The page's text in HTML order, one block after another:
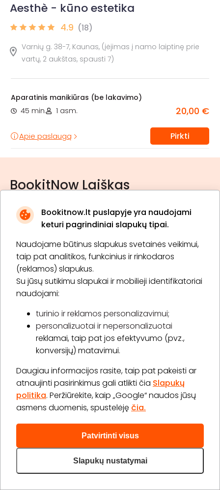
Bookitnow.lt puslapyje yra naudojami
keturi pagrindiniai slapukų tipai.
Naudojame būtinus slapukus svetainės veikimui,
taip pat analitikos, funkcinius ir rinkodaros
(reklamos) slapukus.
Su jūsų sutikimu slapukai ir mobilieji identifikatoriai
naudojami:
turinio ir reklamos personalizavimui;
personalizuotai ir nepersonalizuotai
reklamai, taip pat jos efektyvumo (pvz.,
konversijų) matavimui.
Daugiau informacijos rasite, taip pat pakeisti ar
atnaujinti pasirinkimus gali atlikti čia Slapukų
politika. Peržiūrėkite, kaip „Google“ naudos jūsų
asmens duomenis, spustelėję čia.
Patvirtinti visus
Slapukų nustatymai
Aesthè - kūno estetika
4.9 (18)
Varnių g. 38-7, Kaunas, (įėjimas į namo laiptinę prie
vartų, 2 aukštas, spausti 7)
Aparatinis manikiūras (be lakavimo)
45 min.
1 asm. 20,00 €
Apie paslaugą Pirkti
BookitNow Laiškas
* Susipažinau su privatumo politika
Prenumeruoti
Apie „BookitNow“
Informacija
„GERA DOVANA“ GRUPĖ
2026 © Visos teisės saugomos info@bookitnow.lt, +370
645 03 111
Privatumo politika|Svetainės medis